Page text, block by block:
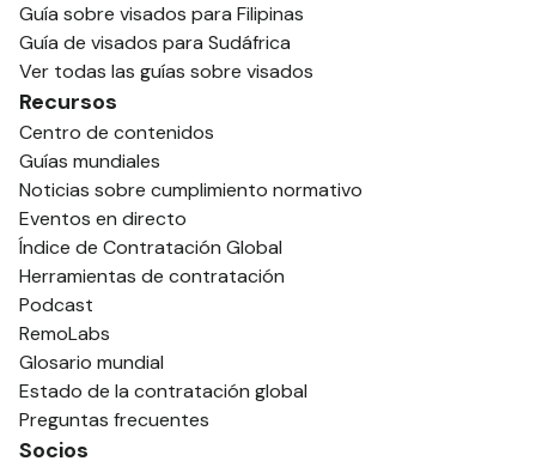
Guía sobre visados para Filipinas
Guía de visados para Sudáfrica
Ver todas las guías sobre visados
Recursos
Centro de contenidos
Guías mundiales
Noticias sobre cumplimiento normativo
Eventos en directo
Índice de Contratación Global
Herramientas de contratación
Podcast
RemoLabs
Glosario mundial
Estado de la contratación global
Preguntas frecuentes
Socios